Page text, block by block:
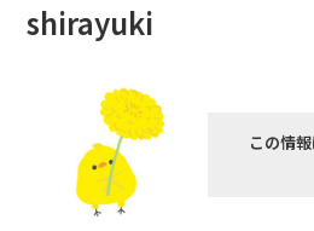
shirayuki
この情